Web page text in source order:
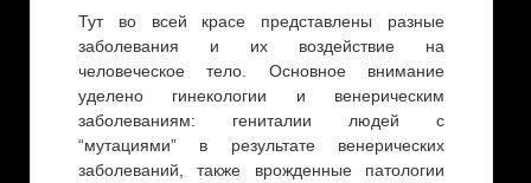
Тут во всей красе представлены разные
заболевания и их воздействие на
человеческое тело. Основное внимание
уделено гинекологии и венерическим
заболеваниям: гениталии людей с
“мутациями” в результате венерических
заболеваний, также врожденные патологии